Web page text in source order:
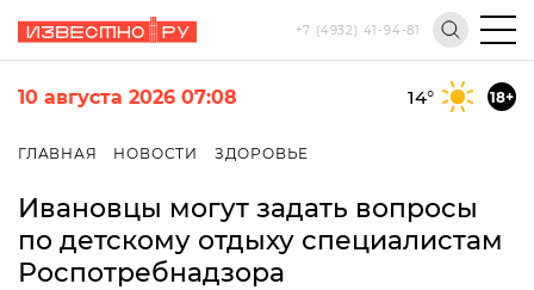
+7 (4932) 41-94-81
10 августа 2026 07:08 14° 18+
ГЛАВНАЯ НОВОСТИ ЗДОРОВЬЕ
Ивановцы могут задать вопросы
по детскому отдыху специалистам
Роспотребнадзора